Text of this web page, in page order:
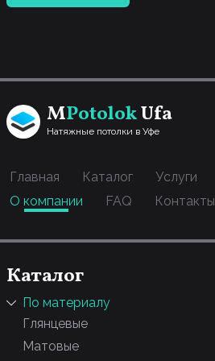
MPotolokUfa
Натяжные потолки в Уфе
Главная Каталог Услуги
О компании
FAQ Контакты
Каталог
По материалу
Глянцевые
Матовые